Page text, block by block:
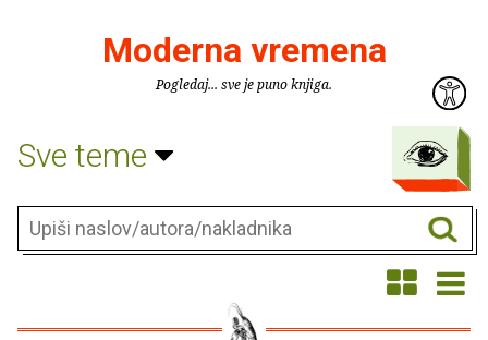
Moderna vremena
Pogledaj... sve je puno knjiga.
Sve teme